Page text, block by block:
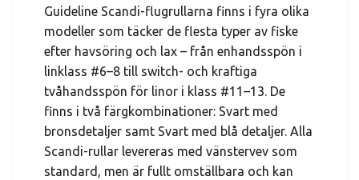
Guideline Scandi-flugrullarna finns i fyra olika
modeller som täcker de flesta typer av fiske
efter havsöring och lax – från enhandsspön i
linklass #6–8 till switch- och kraftiga
tvåhandsspön för linor i klass #11–13. De
finns i två färgkombinationer: Svart med
bronsdetaljer samt Svart med blå detaljer. Alla
Scandi-rullar levereras med vänstervev som
standard, men är fullt omställbara och kan